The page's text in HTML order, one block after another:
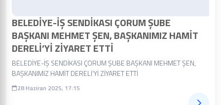
BELEDİYE-İŞ SENDİKASI ÇORUM ŞUBE
BAŞKANI MEHMET ŞEN, BAŞKANIMIZ HAMİT
DERELİ’Yİ ZİYARET ETTİ
BELEDİYE-İŞ SENDİKASI ÇORUM ŞUBE BAŞKANI MEHMET ŞEN,
BAŞKANIMIZ HAMİT DERELİ’Yİ ZİYARET ETTİ
28 Haziran 2025, 17:15